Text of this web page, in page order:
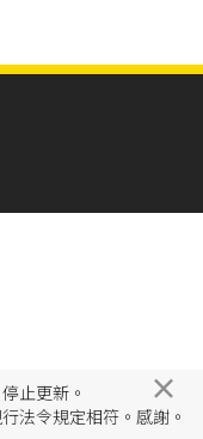
止更新。
法令規定相符。感謝。
×